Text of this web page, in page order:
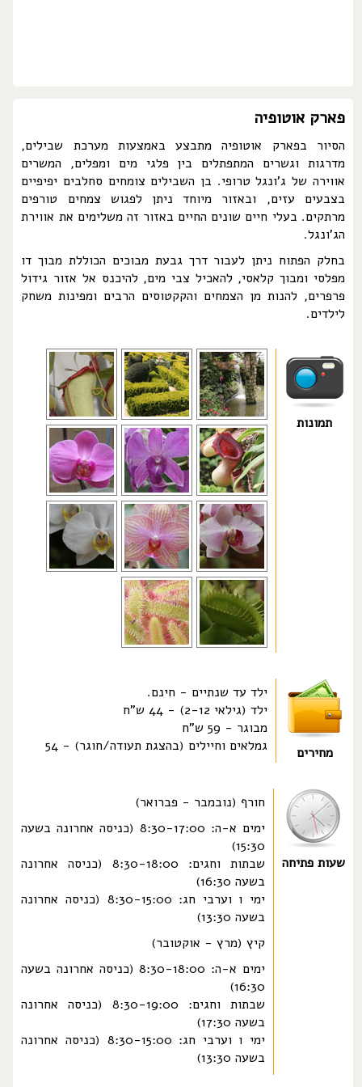
פארק אוטופיה
הסיור בפארק אוטופיה מתבצע באמצעות מערכת שבילים,
מדרגות וגשרים המתפתלים בין פלגי מים ומפלים, המשרים
אווירה של ג'ונגל טרופי. בן השבילים צומחים סחלבים יפיפיים
בצבעים עזים, ובאזור מיוחד ניתן לפגוש צמחים טורפים
מרתקים. בעלי חיים שונים החיים באזור זה משלימים את אווירת
הג'ונגל.
בחלק הפתוח ניתן לעבור דרך גבעת מבוכים הכוללת מבוך דו
מפלסי ומבוך קלאסי, להאכיל צבי מים, להיכנס אל אזור גידול
פרפרים, להנות מן הצמחים והקקטוסים הרבים ומפינות משחק
לילדים.
תמונות
מחירים
ילד עד שנתיים - חינם.
ילד (גילאי 2-12) - 44 ש"ח
מבוגר - 59 ש"ח
גמלאים וחיילים (בהצגת תעודה/חוגר) - 54
שעות פתיחה
חורף (נובמבר - פברואר)
ימים א-ה: 8:30-17:00 (כניסה אחרונה בשעה
15:30)
שבתות וחגים: 8:30-18:00 (כניסה אחרונה
בשעה 16:30)
ימי ו וערבי חג: 8:30-15:00 (כניסה אחרונה
בשעה 13:30)
קיץ (מרץ - אוקטובר)
ימים א-ה: 8:30-18:00 (כניסה אחרונה בשעה
16:30)
שבתות וחגים: 8:30-19:00 (כניסה אחרונה
בשעה 17:30)
ימי ו וערבי חג: 8:30-15:00 (כניסה אחרונה
בשעה 13:30)